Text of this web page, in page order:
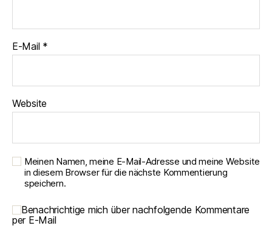
E-Mail *
Website
Meinen Namen, meine E-Mail-Adresse und meine Website
in diesem Browser für die nächste Kommentierung
speichern.
Benachrichtige mich über nachfolgende Kommentare
per E-Mail